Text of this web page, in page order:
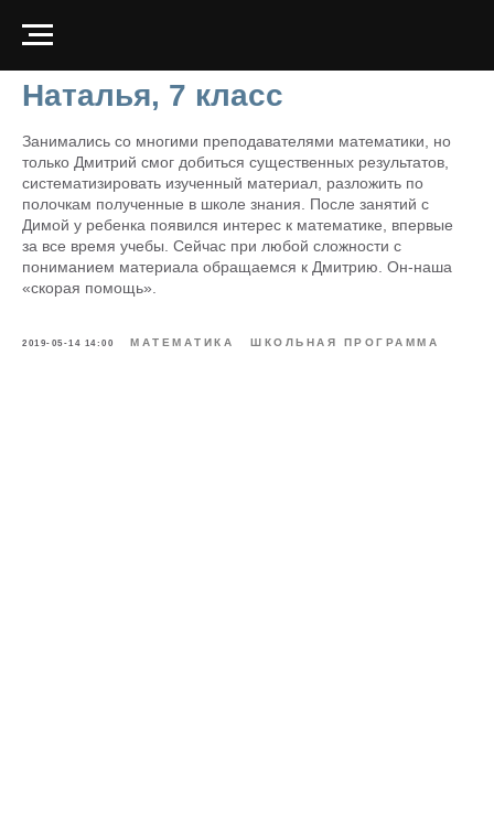
Наталья, 7 класс
Занимались со многими преподавателями математики, но
только Дмитрий смог добиться существенных результатов,
систематизировать изученный материал, разложить по
полочкам полученные в школе знания. После занятий с
Димой у ребенка появился интерес к математике, впервые
за все время учебы. Сейчас при любой сложности с
пониманием материала обращаемся к Дмитрию. Он-наша
«скорая помощь».
2019-05-14 14:00 МАТЕМАТИКА ШКОЛЬНАЯ ПРОГРАММА